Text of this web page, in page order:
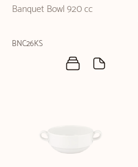
Banquet Bowl 920 cc
BNC26KS